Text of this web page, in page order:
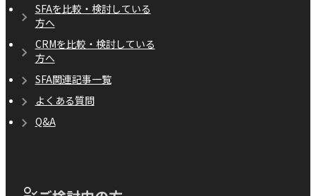
SFAを比較・検討している
方へ
CRMを比較・検討している
方へ
SFA関連記事一覧
よくある質問
Q&A